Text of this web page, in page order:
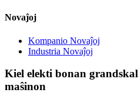
Novaĵoj
Kompanio Novaĵoj
Industria Novaĵoj
Kiel elekti bonan
maŝinon